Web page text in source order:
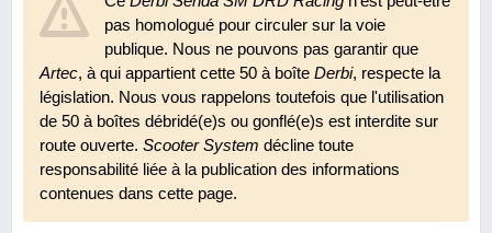
pas homologué pour circuler sur la voie
publique. Nous ne pouvons pas garantir que
Artec, à qui appartient cette 50 à boîte Derbi, respecte la
législation. Nous vous rappelons toutefois que l'utilisation
de 50 à boîtes débridé(e)s ou gonflé(e)s est interdite sur
route ouverte. Scooter System décline toute
responsabilité liée à la publication des informations
contenues dans cette page.